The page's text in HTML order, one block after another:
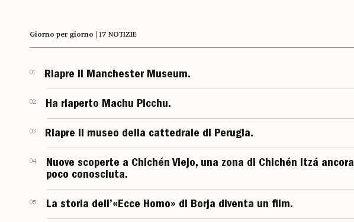
Giorno per giorno | 17 NOTIZIE
01 Riapre il Manchester Museum.
02 Ha riaperto Machu Picchu.
03 Riapre il museo della cattedrale di Perugia.
04
Nuove scoperte a Chichén Viejo, una zona di Chichén Itzá ancora
poco conosciuta.
05 La storia dell’«Ecce Homo» di Borja diventa un film.